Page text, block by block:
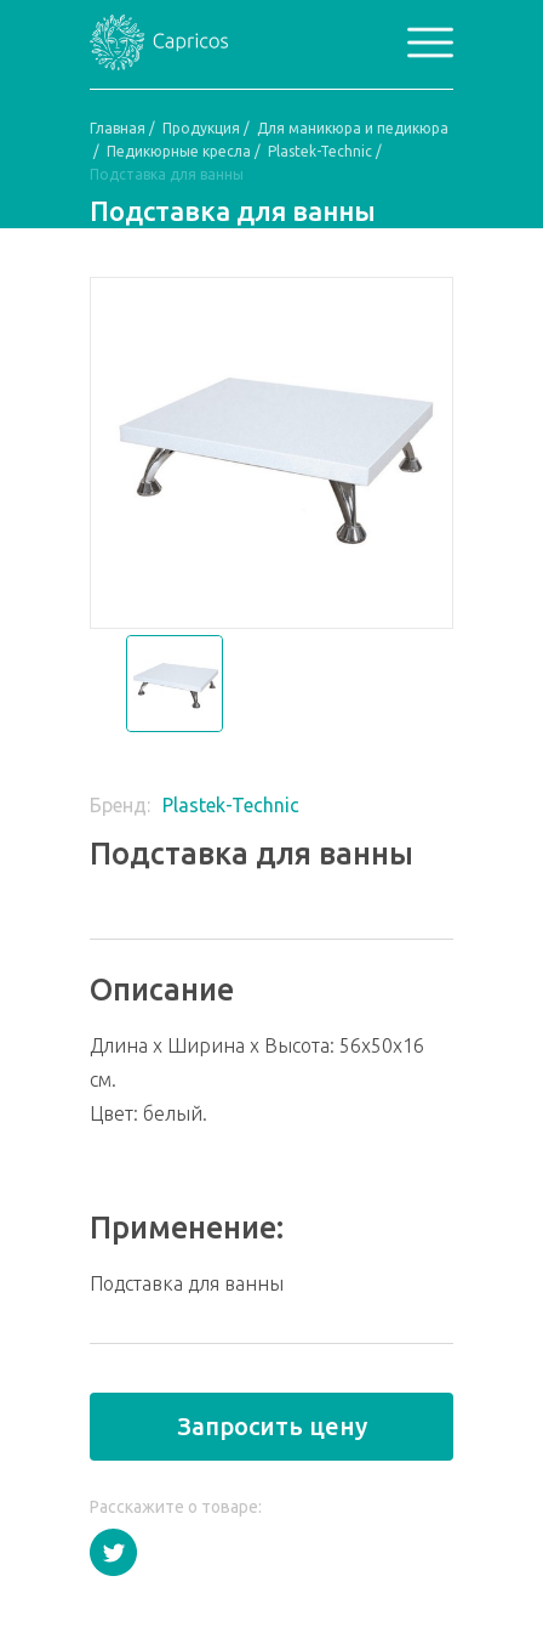
Главная / Продукция / Для маникюра и педикюра
/ Педикюрные кресла / Plastek-Technic /
Подставка для ванны
Подставка для ванны
Бренд: Plastek-Technic
Подставка для ванны
Описание
Длина х Ширина х Высота: 56х50х16
см.
Цвет: белый.
Применение:
Подставка для ванны
Запросить цену
Расскажите о товаре: